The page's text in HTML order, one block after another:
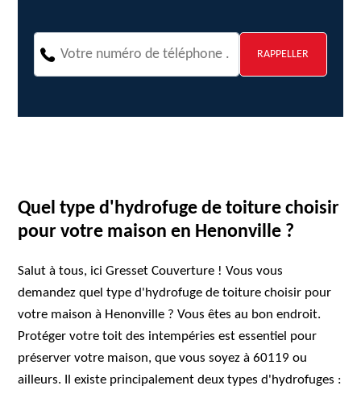
Quel type d'hydrofuge de toiture choisir
pour votre maison en Henonville ?
Salut à tous, ici Gresset Couverture ! Vous vous
demandez quel type d'hydrofuge de toiture choisir pour
votre maison à Henonville ? Vous êtes au bon endroit.
Protéger votre toit des intempéries est essentiel pour
préserver votre maison, que vous soyez à 60119 ou
ailleurs. Il existe principalement deux types d'hydrofuges :